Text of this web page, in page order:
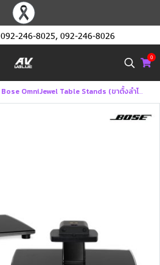
092-246-8025, 092-246-8026
0
Bose OmniJewel Table Stands (ขาตั้งลำโพงตั้งโต๊ะ)